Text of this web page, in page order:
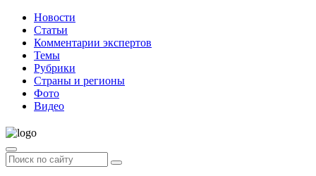
Новости
Статьи
Комментарии экспертов
Темы
Рубрики
Страны и регионы
Фото
Видео